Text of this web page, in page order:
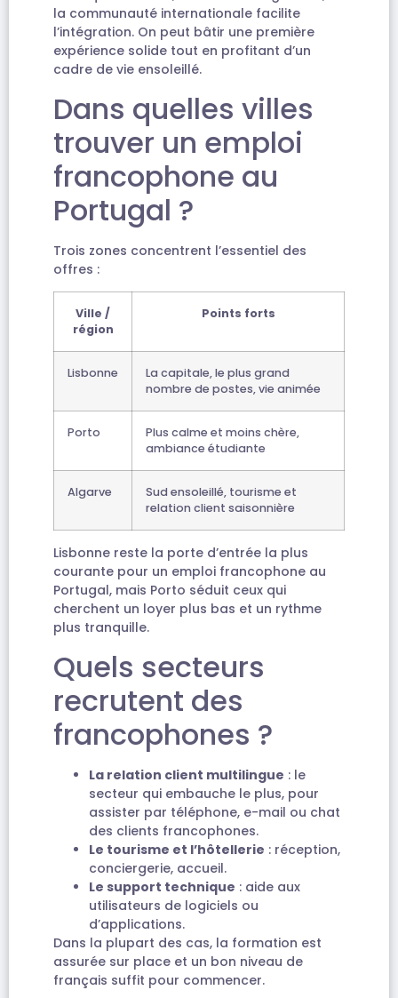
la communauté internationale facilite
l’intégration. On peut bâtir une première
expérience solide tout en profitant d’un
cadre de vie ensoleillé.
Dans quelles villes
trouver un emploi
francophone au
Portugal ?
Trois zones concentrent l’essentiel des
offres :
Ville /
région
Points forts
Lisbonne
La capitale, le plus grand
nombre de postes, vie animée
Porto
Plus calme et moins chère,
ambiance étudiante
Algarve
Sud ensoleillé, tourisme et
relation client saisonnière
Lisbonne reste la porte d’entrée la plus
courante pour un emploi francophone au
Portugal, mais Porto séduit ceux qui
cherchent un loyer plus bas et un rythme
plus tranquille.
Quels secteurs
recrutent des
francophones ?
La relation client multilingue : le
secteur qui embauche le plus, pour
assister par téléphone, e-mail ou chat
des clients francophones.
Le tourisme et l’hôtellerie : réception,
conciergerie, accueil.
Le support technique : aide aux
utilisateurs de logiciels ou
d’applications.
Dans la plupart des cas, la formation est
assurée sur place et un bon niveau de
français suffit pour commencer.